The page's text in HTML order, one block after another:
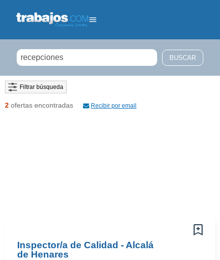
Filtrar búsqueda
2 ofertas encontradas Recibir por email
Inspector/a de Calidad - Alcalá
de Henares